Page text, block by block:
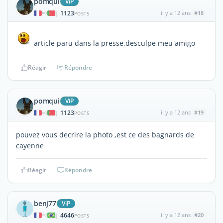
| 1123POSTS il y a 12 ans #18
article paru dans la presse,desculpe meu amigo
Réagir Répondre
pomqui ViP
| 1123POSTS il y a 12 ans #19
pouvez vous decrire la photo ,est ce des bagnards de
cayenne
Réagir Répondre
benj77 ViP
| 4646POSTS il y a 12 ans #20